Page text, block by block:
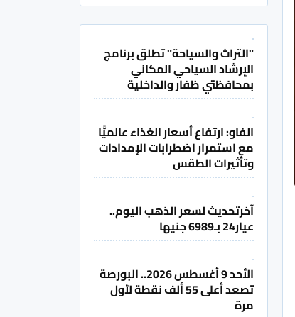
"التراث والسياحة" تطلق برنامج
الإرشاد السياحي المكاني
بمحافظتي ظفار والداخلية
الفاو: ارتفاع أسعار الغذاء عالميًّا
مع استمرار اضطرابات الإمدادات
وتأثيرات الطقس
آخرتحديث لسعر الذهب اليوم..
عيار24 بـ6989 جنيها
الأحد 9 أغسطس 2026.. البورصة
تصعد أعلى 55 ألف نقطة لأول
مرة